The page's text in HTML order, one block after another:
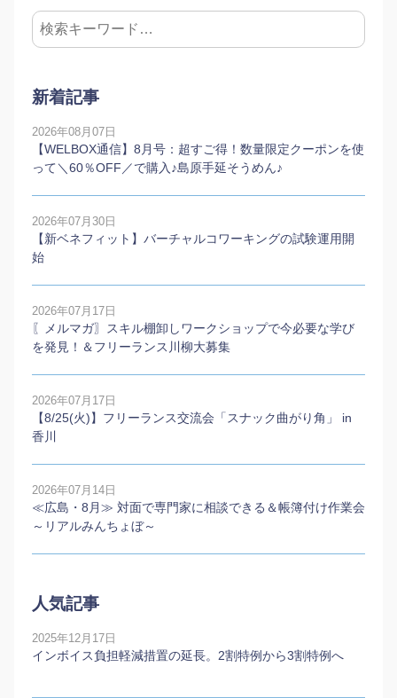
新着記事
2026年08月07日
【WELBOX通信】8月号：超すご得！数量限定クーポンを使
って＼60％OFF／で購入♪島原手延そうめん♪
2026年07月30日
【新ベネフィット】バーチャルコワーキングの試験運用開
始
2026年07月17日
〖メルマガ〗スキル棚卸しワークショップで今必要な学び
を発見！＆フリーランス川柳大募集
2026年07月17日
【8/25(火)】フリーランス交流会「スナック曲がり角」 in
香川
2026年07月14日
≪広島・8月≫ 対面で専門家に相談できる＆帳簿付け作業会
～リアルみんちょぼ～
人気記事
2025年12月17日
インボイス負担軽減措置の延長。2割特例から3割特例へ